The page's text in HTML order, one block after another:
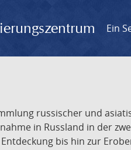
Ein
russischer und
in Russland in der
bis hin zur